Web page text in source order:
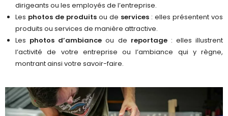
dirigeants ou les employés de l’entreprise.
Les photos de produits ou de services : elles présentent vos
produits ou services de manière attractive.
Les photos d’ambiance ou de reportage : elles illustrent
l’activité de votre entreprise ou l’ambiance qui y règne,
montrant ainsi votre savoir-faire.